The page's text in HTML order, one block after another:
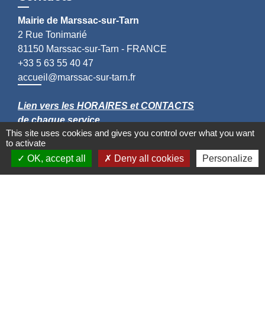
Mairie de Marssac-sur-Tarn
2 Rue Tonimarié
81150 Marssac-sur-Tarn - FRANCE
+33 5 63 55 40 47
accueil@marssac-sur-tarn.fr
Lien vers les HORAIRES et CONTACTS
de chaque service
This site uses cookies and gives you control over what you want
to activate
OK, accept all
Deny all cookies Personalize